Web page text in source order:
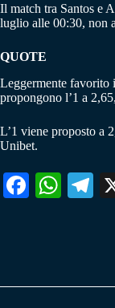
Il match tra Santos e
luglio alle 00:30, non
QUOTE
Leggermente favorito
propongono l’1 a
L’1 viene proposto a
Unibet.
Fa W
pp m